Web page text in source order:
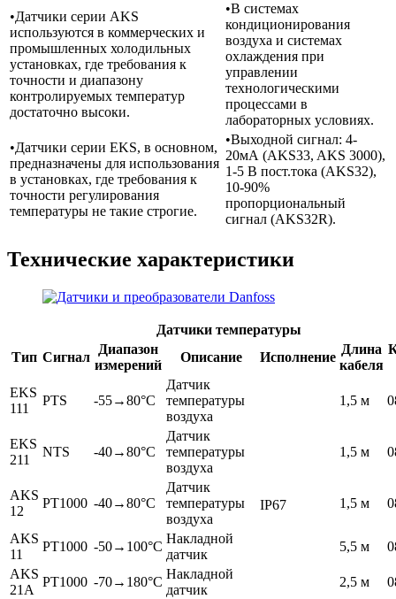
•Датчики серии AKS
используются в коммерческих и
промышленных холодильных
установках, где требования к
точности и диапазону
контролируемых температур
достаточно высоки.
•В системах
кондиционирования
воздуха и системах
охлаждения при
управлении
технологическими
процессами в
лабораторных условиях.
•Датчики серии EKS, в основном,
предназначены для использования
в установках, где требования к
точности регулирования
температуры не такие строгие.
•Выходной сигнал: 4-
20мА (AKS33, AKS 3000),
1-5 В пост.тока (AKS32),
10-90%
пропорциональный
сигнал (AKS32R).
Технические характеристики
Датчики температуры
Тип Сигнал
Диапазон
измерений
Описание Исполнение
Длина
кабеля
EKS
111
PTS -55→80°C
Датчик
температуры
воздуха
IP67
1,5 м
EKS
211
NTS -40→80°C
Датчик
температуры
воздуха
1,5 м
AKS
12
PT1000 -40→80°C
Датчик
температуры
воздуха
1,5 м
AKS
11
PT1000 -50→100°C
Накладной
датчик
5,5 м
AKS
21A
PT1000 -70→180°C
Накладной
датчик
2,5 м